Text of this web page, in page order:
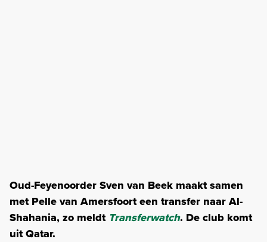
Oud-Feyenoorder Sven van Beek maakt samen
met Pelle van Amersfoort een transfer naar Al-
Shahania, zo meldt Transferwatch. De club komt
uit Qatar.